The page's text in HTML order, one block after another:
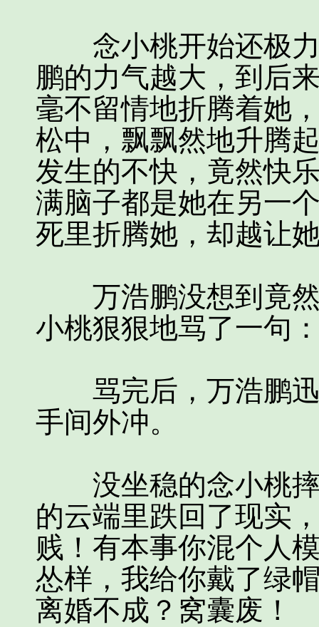
念小桃开始还极力
鹏的力气越大，到后
毫不留情地折腾着她
松中，飘飘然地升腾
发生的不快，竟然快
满脑子都是她在另一
死里折腾她，却越让
万浩鹏没想到竟然
小桃狠狠地骂了一句
骂完后，万浩鹏迅
手间外冲。
没坐稳的念小桃摔
的云端里跌回了现实
贱！有本事你混个人
怂样，我给你戴了绿
离婚不成？窝囊废！